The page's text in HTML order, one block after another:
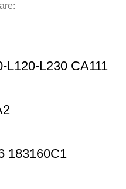
L230 CA111
183160C1